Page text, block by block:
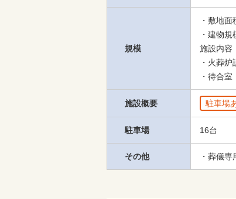
規模
・敷地
・建物
施設内容
・火葬
・待合
施設概要 駐車場
駐車場 16台
その他 ・葬儀